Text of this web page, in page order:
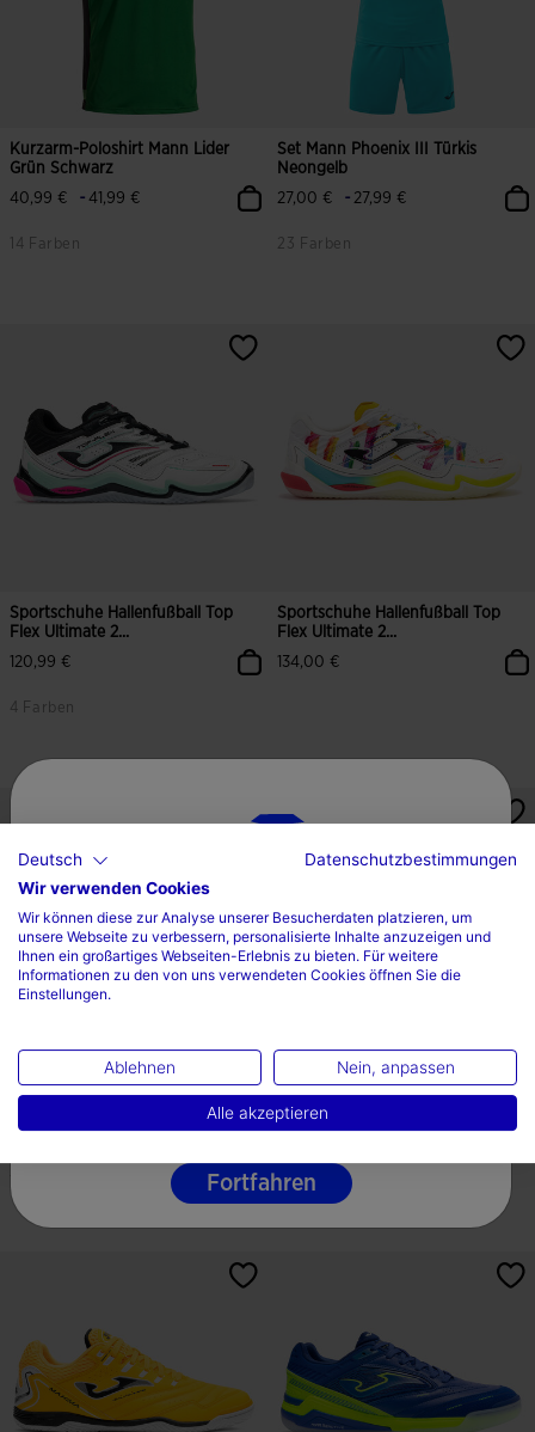
Kurzarm-Poloshirt Mann Lider
Grün Schwarz
40,99 €
- 41,99 €
14 Farben
4,5 von 5 Kundenbewertungen
Set Mann Phoenix III Türkis
Neongelb
27,00 €
- 27,99 €
23 Farben
Sportschuhe Hallenfußball Top
Flex Ultimate 2...
120,99 €
4 Farben
Sportschuhe Hallenfußball Top
Flex Ultimate 2...
134,00 €
Kurzarmshirt Mann
Championship VII Königsblau...
21,99 €
Sportschuhe Hallenfußball Top
Flex 26 Innen E...
4,6 von 5 Kundenbewertungen
Wählen sie ihr land und ihre sprache
Land
Sprache
Deutsche
Fortfahren
Deutsch
Datenschutzbestimmungen
Wir verwenden Cookies
Wir können diese zur Analyse unserer Besucherdaten platzieren, um
unsere Webseite zu verbessern, personalisierte Inhalte anzuzeigen und
Ihnen ein großartiges Webseiten-Erlebnis zu bieten. Für weitere
Informationen zu den von uns verwendeten Cookies öffnen Sie die
Einstellungen.
Ablehnen Nein, anpassen
Alle akzeptieren